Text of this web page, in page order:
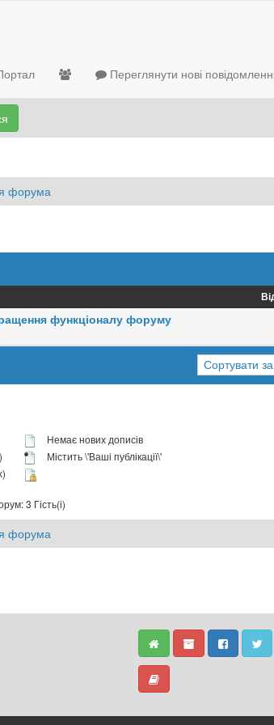
Переглянути нові
форума
функціоналу форуму
із 5 у середньому
Немає нових дописів
Містить \'Ваші публікації\'
3 Гість(і)
форума